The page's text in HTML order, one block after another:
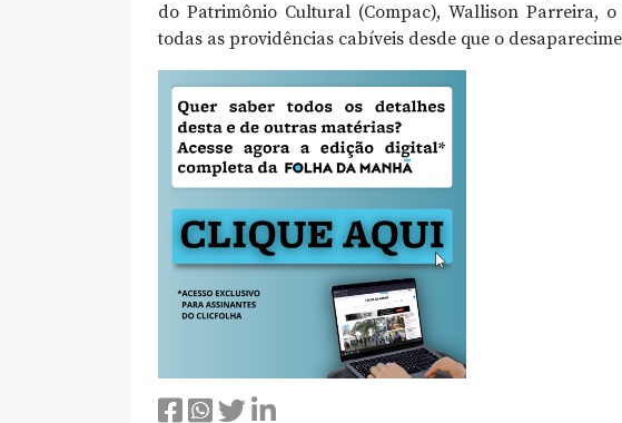
do Patrimônio Cultural (Compac), Wallison Parreira,
todas as providências cabíveis desde que o